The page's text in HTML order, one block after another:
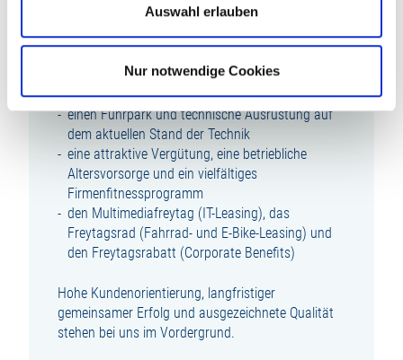
Auswahl erlauben
Nur notwendige Cookies
eine umfassende Einarbeitung und Raum für
eigenverantwortliches Arbeiten von Beginn an
innerbetriebliche Aufstiegsmöglichkeiten sowie
kurze Entscheidungswege und flache Hierarchien
einen Fuhrpark und technische Ausrüstung auf
dem aktuellen Stand der Technik
eine attraktive Vergütung, eine betriebliche
Altersvorsorge und ein vielfältiges
Firmenfitnessprogramm
den Multimediafreytag (IT-Leasing), das
Freytagsrad (Fahrrad- und E-Bike-Leasing) und
den Freytagsrabatt (Corporate Benefits)
Hohe Kundenorientierung, langfristiger
gemeinsamer Erfolg und ausgezeichnete Qualität
stehen bei uns im Vordergrund.